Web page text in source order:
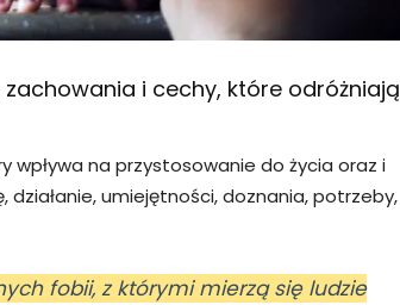
i cechy, które odróżniają
na przystosowanie do życia oraz i
umiejętności, doznania, potrzeby,
fobii, z którymi mierzą się ludzie